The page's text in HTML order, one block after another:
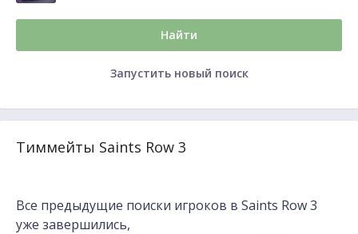
Найти
Запустить новый поиск
Тиммейты Saints Row 3
Все предыдущие поиски игроков в Saints Row 3
уже завершились,